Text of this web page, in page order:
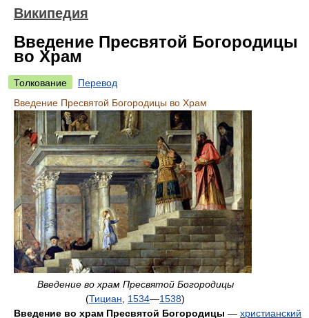
Википедия
Введение Пресвятой Богородицы
во Храм
Толкование
Перевод
Введение Пресвятой Богородицы во Храм
Введение во храм Пресвятой Богородицы
(Тициан 1534—1538)
Введение во храм Пресвятой Богородицы — христианский